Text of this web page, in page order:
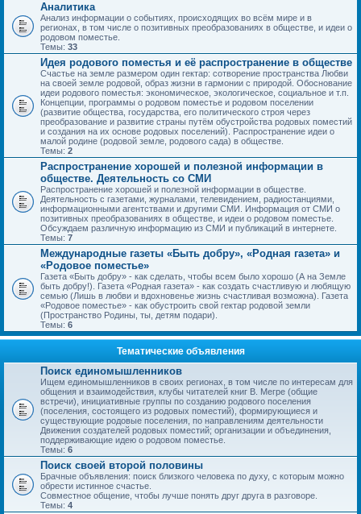
Аналитика
Анализ информации о событиях, происходящих во всём мире и в
регионах, в том числе о позитивных преобразованиях в обществе, и идеи о
родовом поместье.
Темы: 33
Идея родового поместья и её распространение в обществе
Счастье на земле размером один гектар: сотворение пространства Любви
на своей земле родовой, образ жизни в гармонии с природой. Обоснование
идеи родового поместья: экономическое, экологическое, социальное и т.п.
Концепции, программы о родовом поместье и родовом поселении
(развитие общества, государства, его политического строя через
преобразование и развитие страны путём обустройства родовых поместий
и создания на их основе родовых поселений). Распространение идеи о
малой родине (родовой земле, родового сада) в обществе.
Темы: 2
Распространение хорошей и полезной информации в
обществе. Деятельность со СМИ
Распространение хорошей и полезной информации в обществе.
Деятельность с газетами, журналами, телевидением, радиостанциями,
информационными агентствами и другими СМИ. Информация от СМИ о
позитивных преобразованиях в обществе, и идеи о родовом поместье.
Обсуждаем различную информацию из СМИ и публикаций в интернете.
Темы: 7
Международные газеты «Быть добру», «Родная газета» и
«Родовое поместье»
Газета «Быть добру» - как сделать, чтобы всем было хорошо (А на Земле
быть добру!). Газета «Родная газета» - как создать счастливую и любящую
семью (Лишь в любви и вдохновенье жизнь счастливая возможна). Газета
«Родовое поместье» - как обустроить свой гектар родовой земли
(Пространство Родины, ты, детям подари).
Темы: 6
Тематические объявления
Поиск единомышленников
Ищем единомышленников в своих регионах, в том числе по интересам для
общения и взаимодействия, клубы читателей книг В. Мегре (общие
встречи), инициативные группы по созданию родового поселения
(поселения, состоящего из родовых поместий), формирующиеся и
существующие родовые поселения, по направлениям деятельности
Движения создателей родовых поместий; организации и объединения,
поддерживающие идею о родовом поместье.
Темы: 6
Поиск своей второй половины
Брачные объявления: поиск близкого человека по духу, с которым можно
обрести истинное счастье.
Совместное общение, чтобы лучше понять друг друга в разговоре.
Темы: 4